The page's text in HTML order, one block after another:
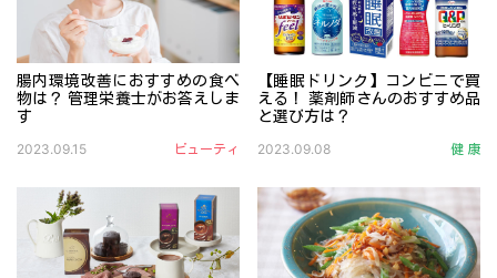
腸内環境改善におすすめの食べ
物は？ 管理栄養士がお答えしま
す
不規則な生活などで乱れた腸内環境を整え、善玉菌を増や
2023.09.15 ビューティ
【睡眠ドリンク】コンビニで買
える！ 薬剤師さんのおすすめ品
と選び方は？
大ヒットした「ヤクルト
2023.09.08 健 康